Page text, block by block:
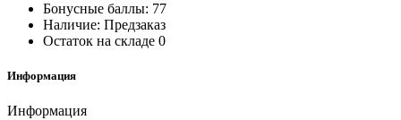
Бонусные баллы: 77
Наличие: Предзаказ
Остаток на складе 0
Информация
Информация